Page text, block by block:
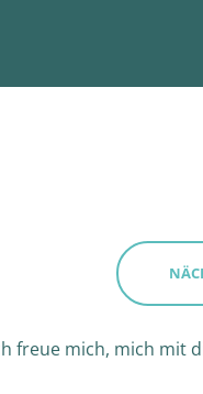
freue mich, mich mit